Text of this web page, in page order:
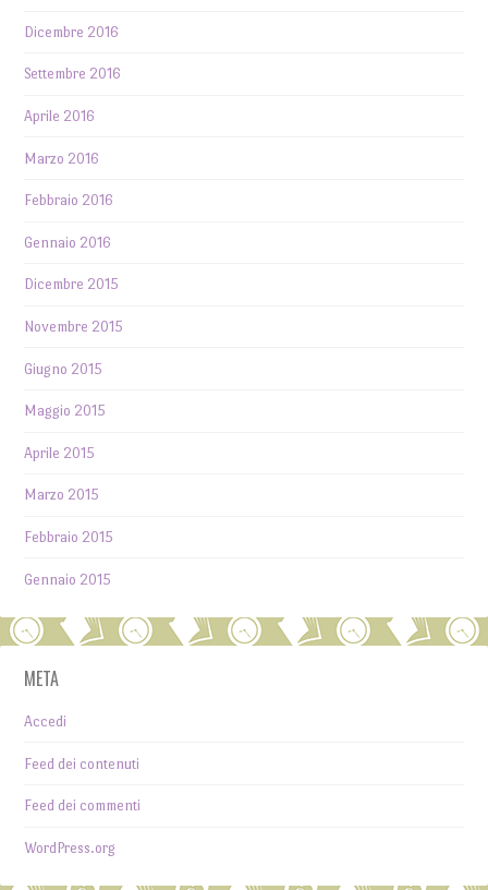
Dicembre 2016
Settembre 2016
Aprile 2016
Marzo 2016
Febbraio 2016
Gennaio 2016
Dicembre 2015
Novembre 2015
Giugno 2015
Maggio 2015
Aprile 2015
Marzo 2015
Febbraio 2015
Gennaio 2015
META
Accedi
Feed dei contenuti
Feed dei commenti
WordPress.org